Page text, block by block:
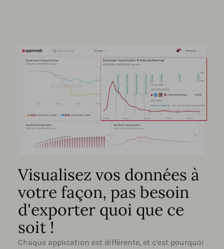
Visualisez vos données à
votre façon, pas besoin
d'exporter quoi que ce
soit !
Chaque application est différente, et c’est pourquoi